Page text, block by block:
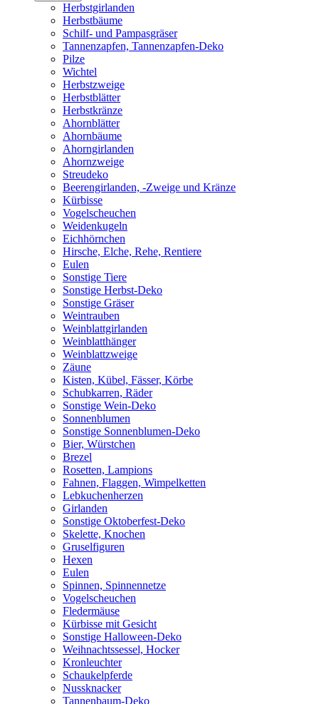
Herbstgirlanden
Herbstbäume
Schilf- und Pampasgräser
Tannenzapfen, Tannenzapfen-Deko
Pilze
Wichtel
Herbstzweige
Herbstblätter
Herbstkränze
Ahornblätter
Ahornbäume
Ahorngirlanden
Ahornzweige
Streudeko
Beerengirlanden, -Zweige und Kränze
Kürbisse
Vogelscheuchen
Weidenkugeln
Eichhörnchen
Hirsche, Elche, Rehe, Rentiere
Eulen
Sonstige Tiere
Sonstige Herbst-Deko
Sonstige Gräser
Weintrauben
Weinblattgirlanden
Weinblatthänger
Weinblattzweige
Zäune
Kisten, Kübel, Fässer, Körbe
Schubkarren, Räder
Sonstige Wein-Deko
Sonnenblumen
Sonstige Sonnenblumen-Deko
Bier, Würstchen
Brezel
Rosetten, Lampions
Fahnen, Flaggen, Wimpelketten
Lebkuchenherzen
Girlanden
Sonstige Oktoberfest-Deko
Skelette, Knochen
Gruselfiguren
Hexen
Eulen
Spinnen, Spinnennetze
Vogelscheuchen
Fledermäuse
Kürbisse mit Gesicht
Sonstige Halloween-Deko
Weihnachtssessel, Hocker
Kronleuchter
Schaukelpferde
Nussknacker
Tannenbaum-Deko